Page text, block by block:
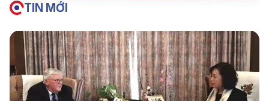
TIN MỚI